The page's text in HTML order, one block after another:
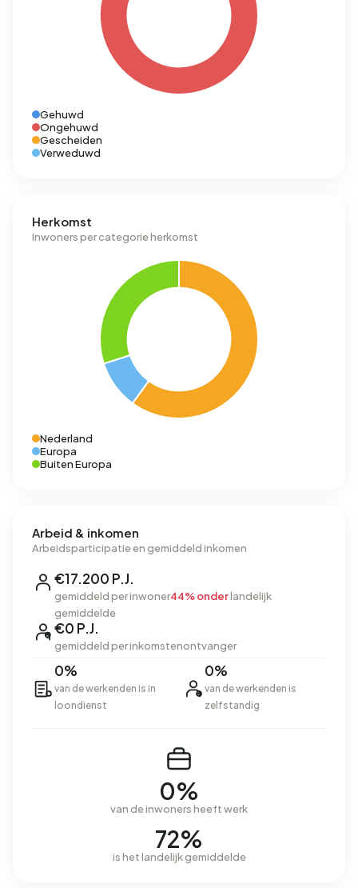
Gehuwd
Ongehuwd
Gescheiden
Verweduwd
Herkomst
Inwoners per categorie herkomst
Nederland
Europa
Buiten Europa
Arbeid & inkomen
Arbeidsparticipatie en gemiddeld inkomen
€17.200 P.J.
gemiddeld per inwoner44% onderlandelijk
gemiddelde
€0 P.J.
gemiddeld per inkomstenontvanger
0%
van de werkenden is in
loondienst
0%
van de werkenden is
zelfstandig
0%
van de inwoners heeft werk
72%
is het landelijk gemiddelde